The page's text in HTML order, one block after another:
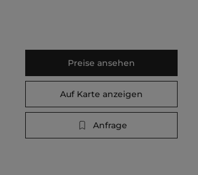
Preise ansehen
Auf Karte anzeigen
Anfrage